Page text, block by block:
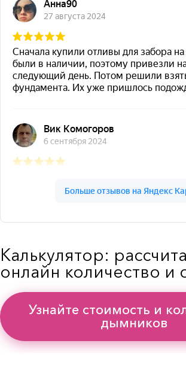
Калькулятор:
онлайн количество и
Узнайте стоимость и
дымников